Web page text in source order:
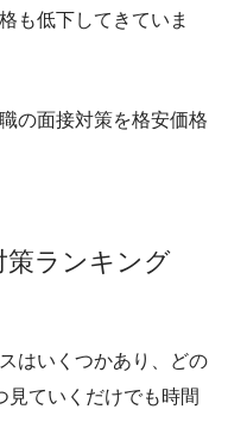
も低下してきていま
の面接対策を格安価格
策ランキング
はいくつかあり、どの
見ていくだけでも時間